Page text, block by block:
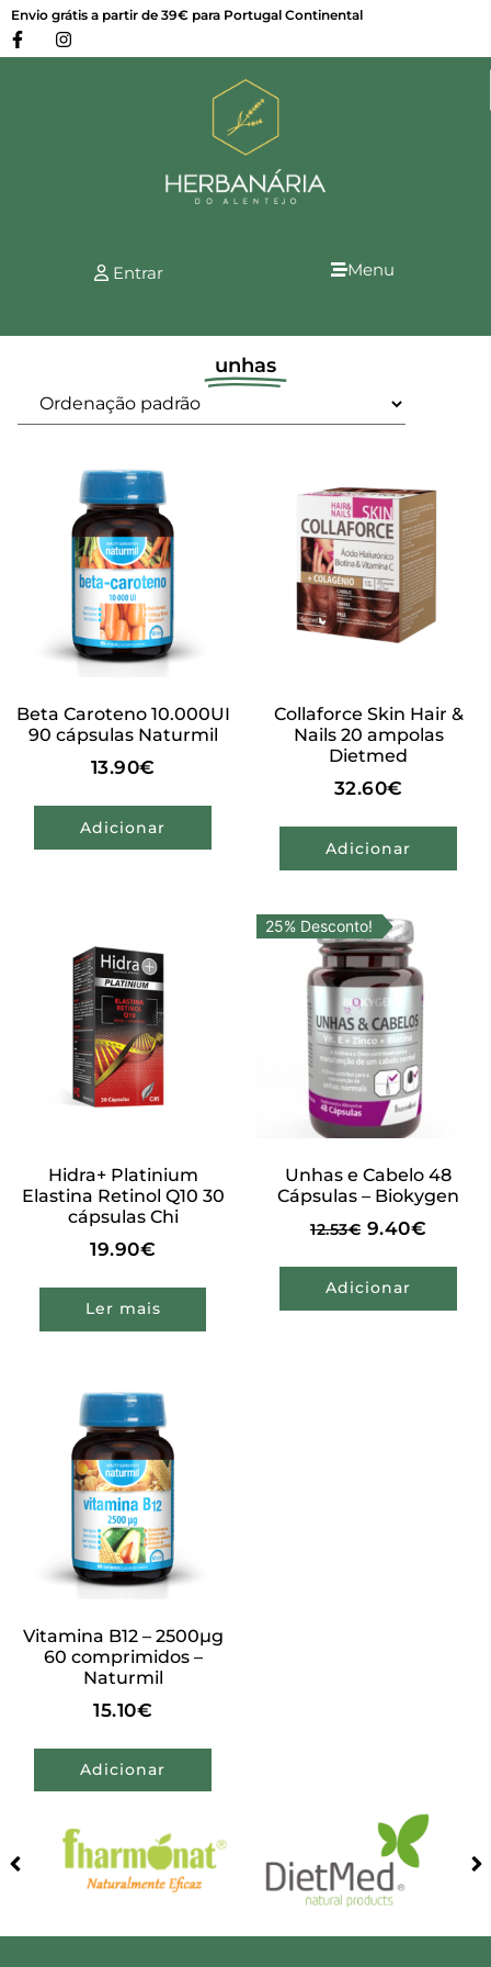
Envio grátis a partir de 39€ para Portugal Continental
Entrar Menu
unhas
Beta Caroteno 10.000UI
90 cápsulas Naturmil
13.90€
Adicionar
Collaforce Skin Hair &
Nails 20 ampolas
Dietmed
32.60€
Adicionar
Hidra+ Platinium
Elastina Retinol Q10 30
cápsulas Chi
19.90€
Ler mais
25% Desconto!
Unhas e Cabelo 48
Cápsulas – Biokygen
12.53€ 9.40€
Adicionar
Vitamina B12 – 2500µg
60 comprimidos –
Naturmil
15.10€
Adicionar